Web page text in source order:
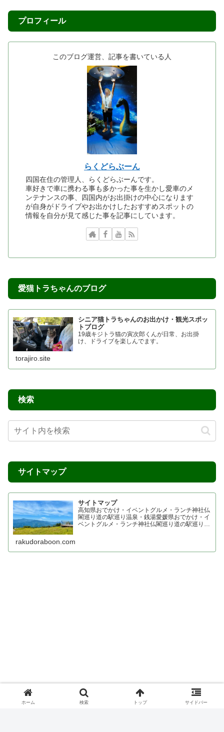
プロフィール
このブログ運営、記事を書いている人
らくどらぶーん
四国在住の管理人、らくどらぶーんです。
車好きで車に携わる事も多かった事を生かし愛車のメ
ンテナンスの事、四国内がお出掛けの中心になります
が自身がドライブやお出かけしたおすすめスポットの
情報を自分が見て感じた事を記事にしています。
愛猫トラちゃんのブログ
シニア猫トラちゃんのお出かけ・観光スポッ
トブログ
19歳キジトラ猫の寅次郎くんが日常、お出掛
け、ドライブを楽しんでます。
torajiro.site
検索
サイトマップ
サイトマップ
高知県おでかけ・イベントグルメ・ランチ神社仏
閣巡り道の駅巡り温泉・銭湯愛媛県おでかけ・イ
ベントグルメ・ランチ神社仏閣巡り道の駅巡り温
rakudoraboon.com
ホーム 検索 トップ サイドバー